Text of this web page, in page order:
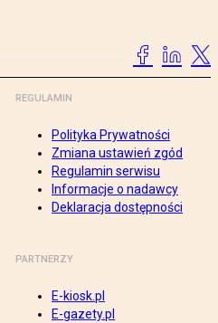
REGULAMIN
Polityka Prywatności
Zmiana ustawień zgód
Regulamin serwisu
Informacje o nadawcy
Deklaracja dostępności
PARTNERZY
E-kiosk.pl
E-gazety.pl